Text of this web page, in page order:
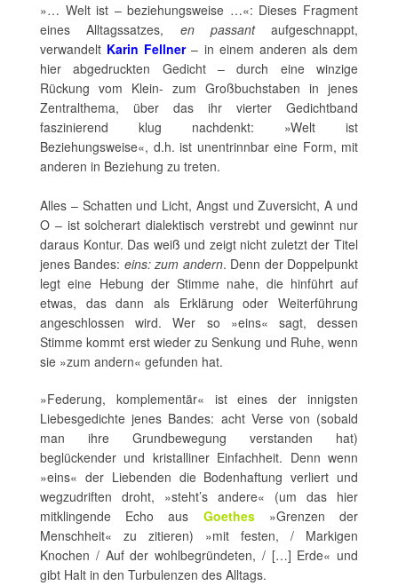
»… Welt ist – beziehungsweise …«: Dieses Fragment
eines Alltagssatzes, en passantaufgeschnappt,
verwandelt Karin Fellner– in einem anderen als dem
hier abgedruckten Gedicht – durch eine winzige
Rückung vom Klein- zum Großbuchstaben in jenes
Zentralthema, über das ihr vierter Gedichtband
faszinierend klug nachdenkt: »Welt ist
Beziehungsweise«, d.h. ist unentrinnbar eine Form, mit
anderen in Beziehung zu treten.
Alles – Schatten und Licht, Angst und Zuversicht, A und
O – ist solcherart dialektisch verstrebt und gewinnt nur
daraus Kontur. Das weiß und zeigt nicht zuletzt der Titel
jenes Bandes: eins: zum andern. Denn der Doppelpunkt
legt eine Hebung der Stimme nahe, die hinführt auf
etwas, das dann als Erklärung oder Weiterführung
angeschlossen wird. Wer so »eins« sagt, dessen
Stimme kommt erst wieder zu Senkung und Ruhe, wenn
sie »zum andern« gefunden hat.
»Federung, komplementär« ist eines der innigsten
Liebesgedichte jenes Bandes: acht Verse von (sobald
man ihre Grundbewegung verstanden hat)
beglückender und kristalliner Einfachheit. Denn wenn
»eins« der Liebenden die Bodenhaftung verliert und
wegzudriften droht, »steht’s andere« (um das hier
mitklingende Echo aus Goethes»Grenzen der
Menschheit« zu zitieren) »mit festen, / Markigen
Knochen / Auf der wohlbegründeten, / […] Erde« und
gibt Halt in den Turbulenzen des Alltags.